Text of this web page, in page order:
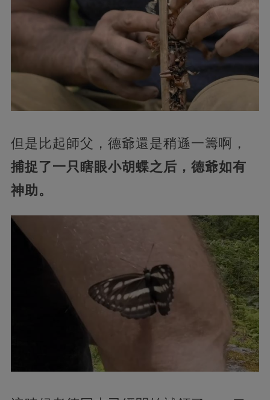
但是比起師父，德爺還是稍遜一籌啊，
捕捉了一只瞎眼小胡蝶之后，德爺如有
神助。